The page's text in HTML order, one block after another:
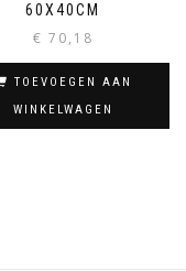
60X40CM
€ 70,18
TOEVOEGEN AAN
WINKELWAGEN